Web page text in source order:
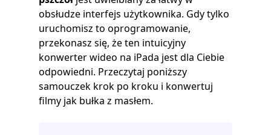
obsłudze interfejs użytkownika. Gdy tylko
uruchomisz to oprogramowanie,
przekonasz się, że ten intuicyjny
konwerter wideo na iPada jest dla Ciebie
odpowiedni. Przeczytaj poniższy
samouczek krok po kroku i konwertuj
filmy jak bułka z masłem.